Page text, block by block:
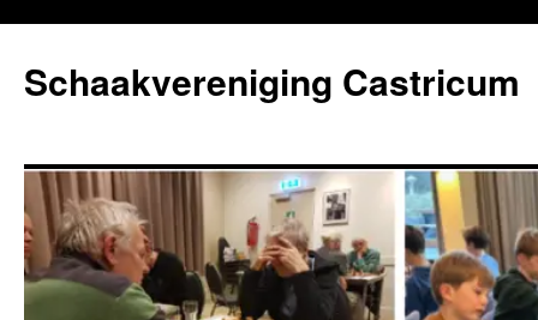
de
inhoud
Schaakvereniging Castricum